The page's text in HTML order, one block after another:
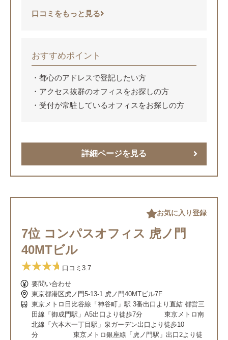
口コミをもっと見る
おすすめポイント
都心のアドレスで登記したい方
アクセス抜群のオフィスをお探しの方
受付が常駐しているオフィスをお探しの方
詳細ページを見る
7位 コンパスオフィス 虎ノ門
40MTビル
口コミ 3.7
要問い合わせ
東京都港区虎ノ門5-13-1 虎ノ門40MTビル7F
東京メトロ日比谷線「神谷町」駅 3番出口より直結 都営三
田線「御成門駅」A5出口より徒歩7分 東京メトロ南
北線「六本木一丁目駅」泉ガーデン出口より徒歩10
分 東京メトロ銀座線「虎ノ門駅」出口2より徒
お気に入り登録